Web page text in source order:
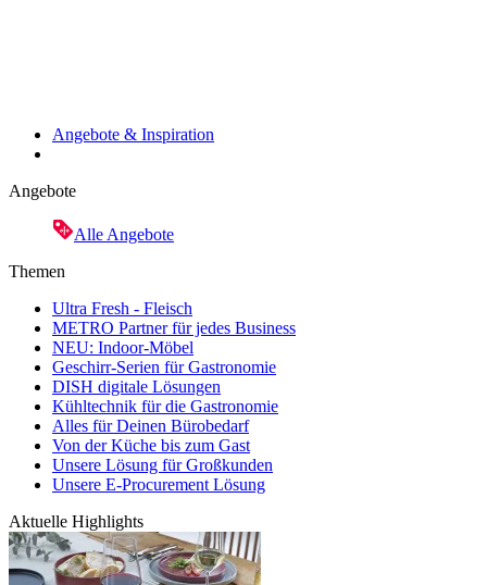
Angebote & Inspiration
Angebote
Alle Angebote
Themen
Ultra Fresh - Fleisch
METRO Partner für jedes Business
NEU: Indoor-Möbel
Geschirr-Serien für Gastronomie
DISH digitale Lösungen
Kühltechnik für die Gastronomie
Alles für Deinen Bürobedarf
Von der Küche bis zum Gast
Unsere Lösung für Großkunden
Unsere E-Procurement Lösung
Aktuelle Highlights